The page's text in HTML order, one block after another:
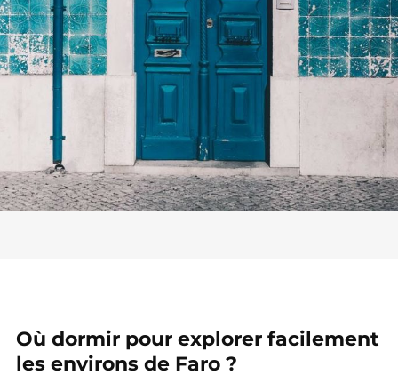
Où dormir pour explorer facilement
les environs de Faro ?